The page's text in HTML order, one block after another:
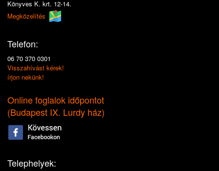
Könyves K. krt. 12-14.
Megközelítés
Telefon:
06 70 370 0301
Visszahívást kérek!
írjon nekünk!
Online foglalok időpontot
(Budapest IX. Lurdy ház)
Telephelyek: